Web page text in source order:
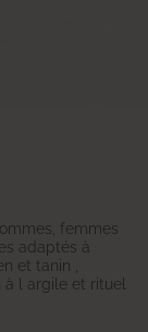
femmes
adaptés à
et tanin ,
à l argile et rituel